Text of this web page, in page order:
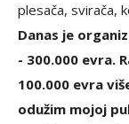
plesača, svirača,
Danas je
- 300.000 evra.
100.000 evra
odužim mojoj